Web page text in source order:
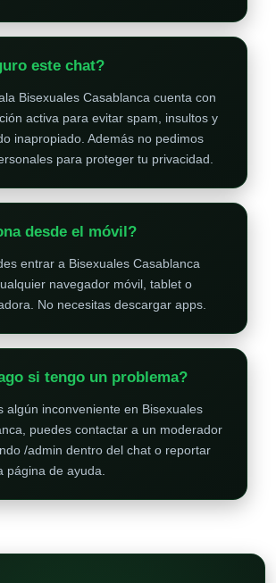
este chat?
Bisexuales Casablanca cuenta con
activa para evitar spam, insultos y
inapropiado. Además no pedimos
para proteger tu privacidad.
desde el móvil?
entrar a Bisexuales Casablanca
navegador móvil, tablet o
No necesitas descargar apps.
si tengo un problema?
algún inconveniente en Bisexuales
puedes contactar a un moderador
/admin dentro del chat o reportar
página de ayuda.